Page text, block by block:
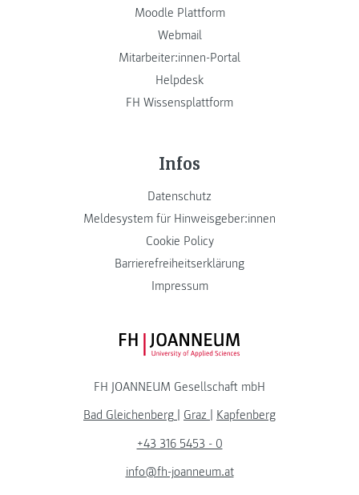
Moodle Plattform
Webmail
Mitarbeiter:innen-Portal
Helpdesk
FH Wissensplattform
Infos
Datenschutz
Meldesystem für Hinweisgeber:innen
Cookie Policy
Barrierefreiheitserklärung
Impressum
FH JOANNEUM Logo
FH JOANNEUM Gesellschaft mbH
Bad Gleichenberg
Graz
Kapfenberg
+43 316 5453 - 0
info@fh-joanneum.at